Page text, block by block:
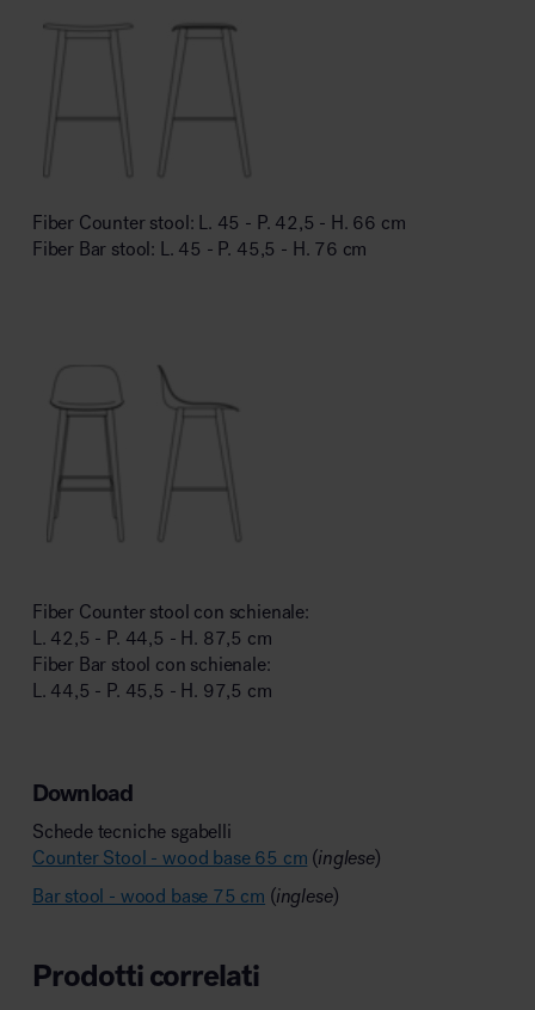
Fiber Counter stool: L. 45 - P. 42,5 - H. 66 cm
Fiber Bar stool: L. 45 - P. 45,5 - H. 76 cm
Fiber Counter stool con schienale:
L. 42,5 - P. 44,5 - H. 87,5 cm
Fiber Bar stool con schienale:
L. 44,5 - P. 45,5 - H. 97,5 cm
Download
Schede tecniche sgabelli
Counter Stool - wood base 65 cm (inglese)
Bar stool - wood base 75 cm (inglese)
Prodotti correlati